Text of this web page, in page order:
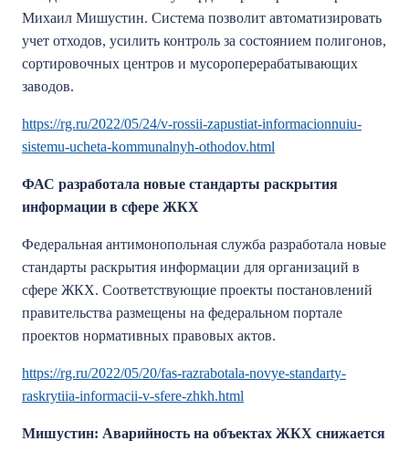
Михаил Мишустин. Система позволит автоматизировать
учет отходов, усилить контроль за состоянием полигонов,
сортировочных центров и мусороперерабатывающих
заводов.
https://rg.ru/2022/05/24/v-rossii-zapustiat-informacionnuiu-
sistemu-ucheta-kommunalnyh-othodov.html
ФАС разработала новые стандарты раскрытия
информации в сфере ЖКХ
Федеральная антимонопольная служба разработала новые
стандарты раскрытия информации для организаций в
сфере ЖКХ. Соответствующие проекты постановлений
правительства размещены на федеральном портале
проектов нормативных правовых актов.
https://rg.ru/2022/05/20/fas-razrabotala-novye-standarty-
raskrytiia-informacii-v-sfere-zhkh.html
Мишустин: Аварийность на объектах ЖКХ снижается